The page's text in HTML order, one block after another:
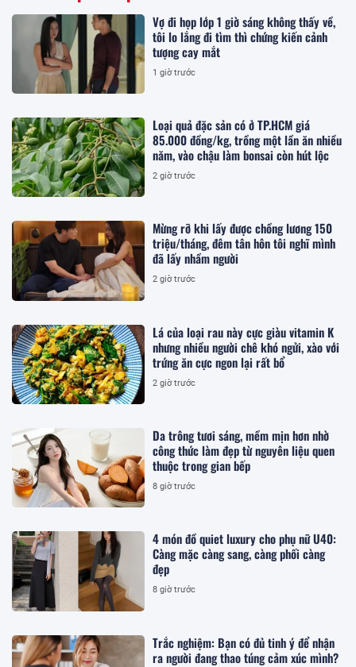
Vợ đi họp lớp 1 giờ sáng không thấy về,
tôi lo lắng đi tìm thì chứng kiến cảnh
tượng cay mắt
1 giờ trước
Loại quả đặc sản có ở TP.HCM giá
85.000 đồng/kg, trồng một lần ăn nhiều
năm, vào chậu làm bonsai còn hút lộc
2 giờ trước
Mừng rỡ khi lấy được chồng lương 150
triệu/tháng, đêm tân hôn tôi nghĩ mình
đã lấy nhầm người
2 giờ trước
Lá của loại rau này cực giàu vitamin K
nhưng nhiều người chê khó ngửi, xào với
trứng ăn cực ngon lại rất bổ
2 giờ trước
Da trông tươi sáng, mềm mịn hơn nhờ
công thức làm đẹp từ nguyên liệu quen
thuộc trong gian bếp
8 giờ trước
4 món đồ quiet luxury cho phụ nữ U40:
Càng mặc càng sang, càng phối càng
đẹp
8 giờ trước
Trắc nghiệm: Bạn có đủ tinh ý để nhận
ra người đang thao túng cảm xúc mình?